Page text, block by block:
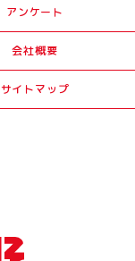
アンケート
会社概要
サイトマップ